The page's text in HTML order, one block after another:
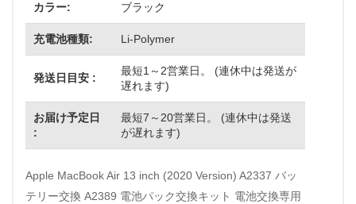
カラー: ブラック
充電池種類: Li-Polymer
発送日目安 :
最短1～2営業日。 (連休中は発送が
遅れます)
お届け予定日
:
最短7～20営業日。 (連休中は発送
が遅れます)
Apple MacBook Air 13 inch (2020 Version) A2337 バッ
テリー交換 A2389 電池パック交換キット 電池交換専用